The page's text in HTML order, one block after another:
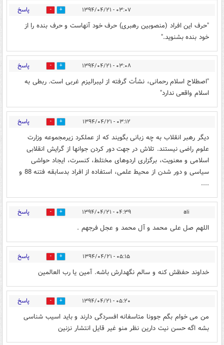
۰۳:۰۷ - ۱۳۹۴/۰۴/۲۱ 0 پاسخ
"حرف این افراد (منصوبین رهبری) حرف خود آنهاست و حرف بنده را از
خود بنده بشنوید."
۰۳:۰۸ - ۱۳۹۴/۰۴/۲۱ 0 پاسخ
"اصطلاح اسلام رحمانی، نشأت گرفته از لیبرالیزم غربی است. ربطی به
اسلام واقعی ندارد"
۰۳:۱۲ - ۱۳۹۴/۰۴/۲۱ 0 پاسخ
دیگر رهبر انقلاب به چه زبانی بگویند که از عملکرد زیرمجموعه وزارت
علوم راضی نیستند. تلاش در جهت دور کردن جوانها از گرایش انقلابی
اسلامی و معنویت، برگزاری اردوهای مختلط، کنسرت، ایجاد حواشی
سیاسی و دور شدن از محیط علمی، استفاده از افراد بدسابقه فتنه 88 و
....
ali ۰۴:۳۹ - ۱۳۹۴/۰۴/۲۱ 0 پاسخ
اللهم صل علی محمد و آل محمد و عجل فرجهم .
۰۵:۱۵ - ۱۳۹۴/۰۴/۲۱ 0 پاسخ
خداوند حفظش کنه و سالم نگهدارش باشه. آمین یا رب العالمین
۰۵:۲۰ - ۱۳۹۴/۰۴/۲۱ 0 پاسخ
من می خوام بگم جوونا متاسفانه افسردگی دارند و باید اسیب شناسی
بشه اگه حسن نیت دارین نظر منو غیر قایل انتشار نزنین